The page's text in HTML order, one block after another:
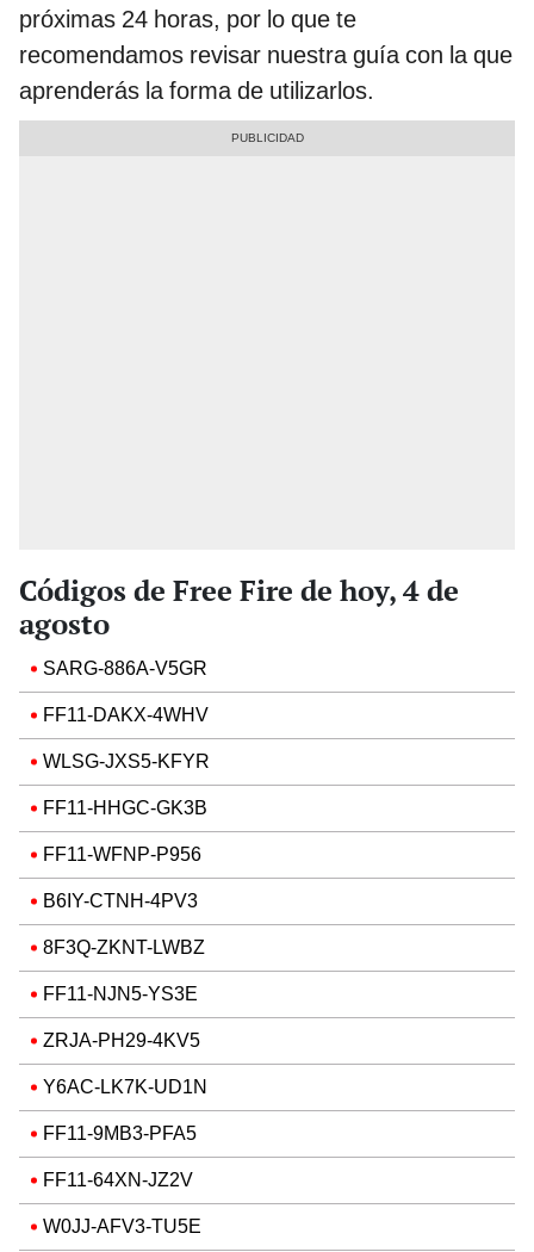
próximas 24 horas, por lo que te
recomendamos revisar nuestra guía con la que
aprenderás la forma de utilizarlos.
Códigos de Free Fire de hoy, 4 de
agosto
SARG-886A-V5GR
FF11-DAKX-4WHV
WLSG-JXS5-KFYR
FF11-HHGC-GK3B
FF11-WFNP-P956
B6IY-CTNH-4PV3
8F3Q-ZKNT-LWBZ
FF11-NJN5-YS3E
ZRJA-PH29-4KV5
Y6AC-LK7K-UD1N
FF11-9MB3-PFA5
FF11-64XN-JZ2V
W0JJ-AFV3-TU5E